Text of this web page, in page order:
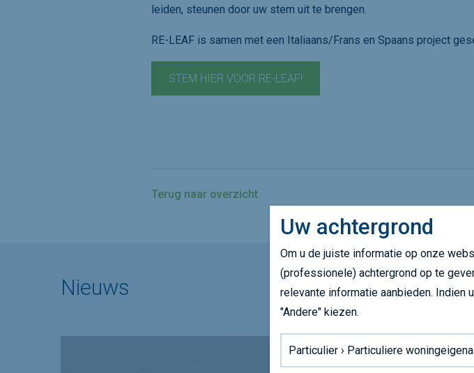
leiden, steunen door uw stem uit te brengen.
RE-LEAF is samen met een Italiaans/Frans en Spaans project
STEM HIER VOOR RE-LEAF!
Terug naar overzicht
Nieuws
Uw achtergrond
Om u de juiste informatie op onze
(professionele) achtergrond op te
relevante informatie aanbieden. Indien
"Andere" kiezen.
Achtergrond: